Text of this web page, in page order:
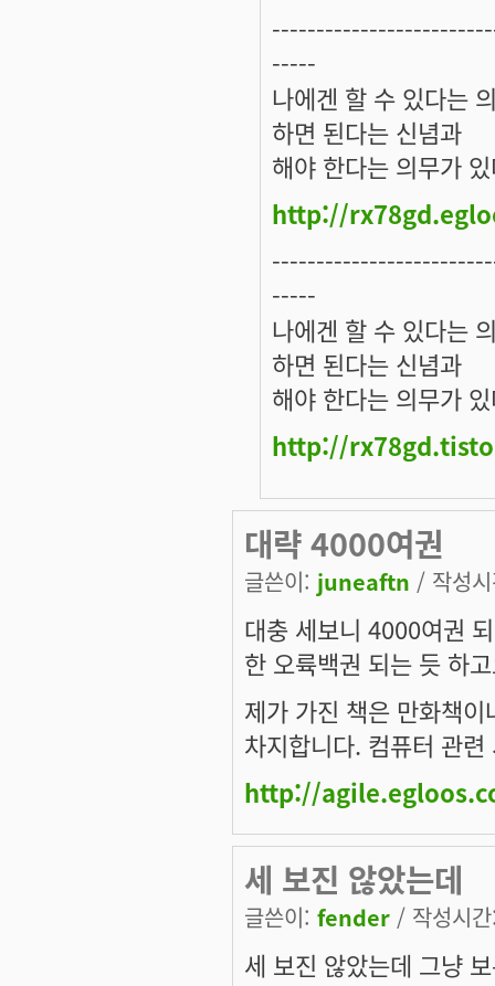
-----
나에겐 할 수 있다는
하면 된다는 신념과
해야 한다는 의무가
http://
-----
나에겐 할 수 있다는
하면 된다는 신념과
해야 한다는 의무가
http://
대략 4000여권
글쓴이: juneaftn / 작성
대충 세보니 4000여권
한 오륙백권 되는 듯 하
제가 가진 책은 만화책
차지합니다. 컴퓨터 관
http://
세 보진 않았는데
글쓴이: fender / 작성시
세 보진 않았는데 그냥